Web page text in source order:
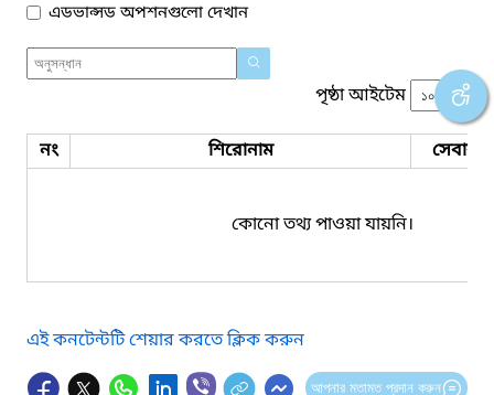
এডভান্সড অপশনগুলো দেখান
পৃষ্ঠা আইটেম
নং শিরোনাম সেবার
কোনো তথ্য পাওয়া যায়নি।
এই কনটেন্টটি শেয়ার করতে ক্লিক করুন
আপনার মতামত প্রদান করুন